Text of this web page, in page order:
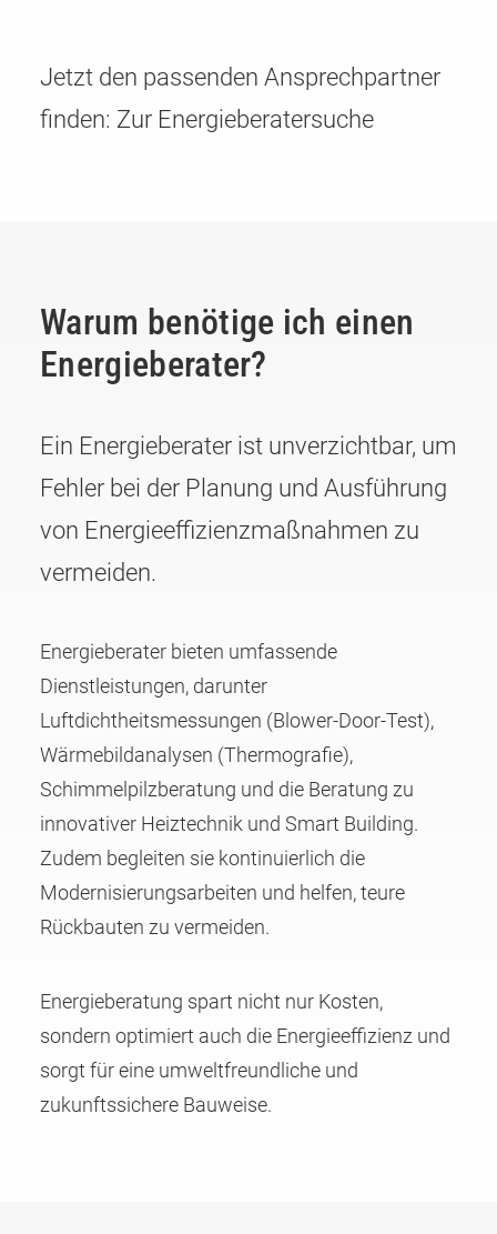
Jetzt den passenden Ansprechpartner
finden: Zur Energieberatersuche
Warum benötige ich einen
Energieberater?
Ein Energieberater ist unverzichtbar, um
Fehler bei der Planung und Ausführung
von Energie­effizien­zmaßnahmen zu
vermeiden.
Energieberater bieten umfassende
Dienstleistungen, darunter
Luftdichtheitsmessungen (Blower-Door-Test),
Wärmebildanalysen (Thermografie),
Schimmelpilz­beratung und die Beratung zu
innovativer Heiztechnik und Smart Building.
Zudem begleiten sie kontinuierlich die
Modernisierungsarbeiten und helfen, teure
Rückbauten zu vermeiden.
Energieberatung spart nicht nur Kosten,
sondern optimiert auch die Energieeffizienz und
sorgt für eine umweltfreundliche und
zukunftssichere Bauweise.